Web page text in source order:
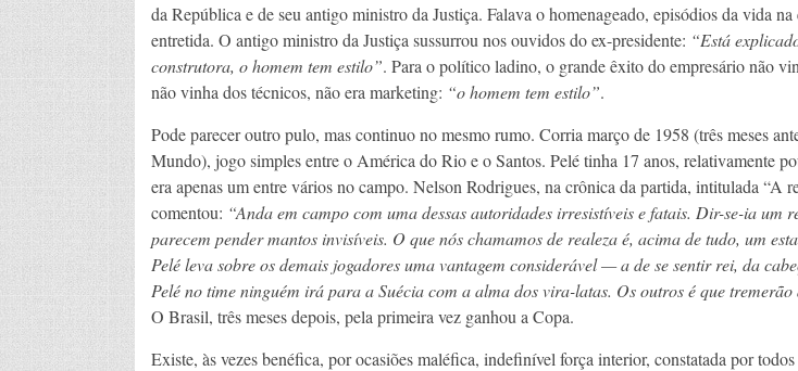
da República e de seu antigo ministro da Justiça. Falava o homenageado, episódios da vida na
entretida. O antigo ministro da Justiça sussurrou nos ouvidos do ex-presidente: “Está
construtora, o homem tem estilo”. Para o político ladino, o grande êxito do empresário não
não vinha dos técnicos, não era marketing: “o homem tem estilo”.
Pode parecer outro pulo, mas continuo no mesmo rumo. Corria março de 1958 (três meses
Mundo), jogo simples entre o América do Rio e o Santos. Pelé tinha 17 anos, relativamente
era apenas um entre vários no campo. Nelson Rodrigues, na crônica da partida, intitulada “A
comentou: “Anda em campo com uma dessas autoridades irresistíveis e fatais. Dir-se-ia um
parecem pender mantos invisíveis. O que nós chamamos de realeza é, acima de tudo, um
Pelé leva sobre os demais jogadores uma vantagem considerável — a de se sentir rei, da
Pelé no time ninguém irá para a Suécia com a alma dos vira-latas. Os outros é que tremerão
O Brasil, três meses depois, pela primeira vez ganhou a Copa.
Existe, às vezes benéfica, por ocasiões maléfica, indefinível força interior, constatada por